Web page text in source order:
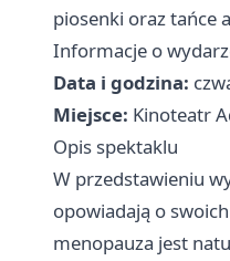
piosenki oraz tańce
Informacje o
Data i godzina:
Miejsce: Kinoteatr
Opis spektaklu
W przedstawieniu
opowiadają o
menopauza jest